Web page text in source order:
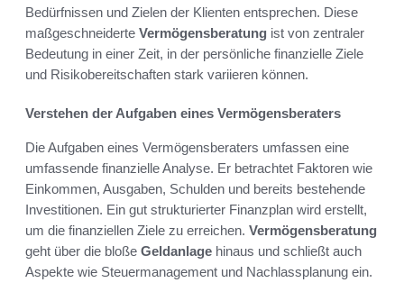
Bedürfnissen und Zielen der Klienten entsprechen. Diese
maßgeschneiderte Vermögensberatung ist von zentraler
Bedeutung in einer Zeit, in der persönliche finanzielle Ziele
und Risikobereitschaften stark variieren können.
Verstehen der Aufgaben eines Vermögensberaters
Die Aufgaben eines Vermögensberaters umfassen eine
umfassende finanzielle Analyse. Er betrachtet Faktoren wie
Einkommen, Ausgaben, Schulden und bereits bestehende
Investitionen. Ein gut strukturierter Finanzplan wird erstellt,
um die finanziellen Ziele zu erreichen. Vermögensberatung
geht über die bloße Geldanlage hinaus und schließt auch
Aspekte wie Steuermanagement und Nachlassplanung ein.